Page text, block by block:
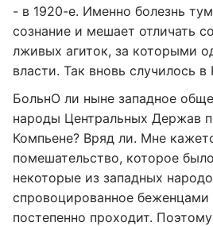
- в 1920-е. Именно болезнь
сознание и мешает отличать
лживых агиток, за которыми
власти. Так вновь случилось
БольнО ли ныне западное
народы Центральных Держав
Компьене? Вряд ли. Мне
помешательство, которое
некоторые из западных
спровоцированное беженцами
постепенно проходит.